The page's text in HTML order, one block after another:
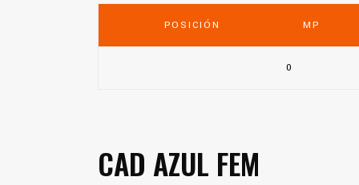
POSICIÓN MP
0
CAD AZUL FEM